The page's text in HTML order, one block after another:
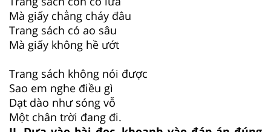
Mà giấy chẳng cháy đâu
Trang sách có ao sâu
Mà giấy không hề ướt
Trang sách không nói được
Sao em nghe điều gì
Dạt dào như sóng vỗ
Một chân trời đang đi.